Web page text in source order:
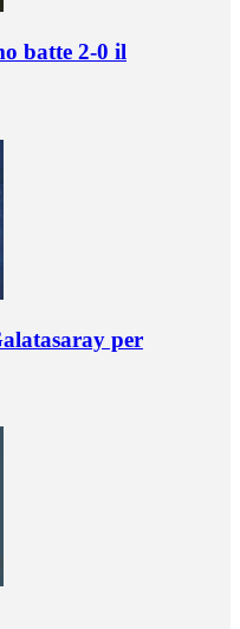
batte 2-0 il
per